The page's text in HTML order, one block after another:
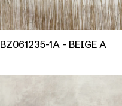
BZ061235-1A - BEIGE A